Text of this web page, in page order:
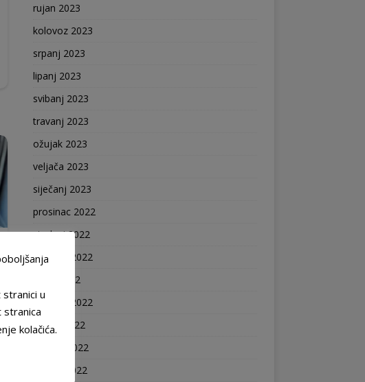
rujan 2023
kolovoz 2023
srpanj 2023
lipanj 2023
svibanj 2023
travanj 2023
ožujak 2023
veljača 2023
siječanj 2023
prosinac 2022
studeni 2022
listopad 2022
rujan 2022
kolovoz 2022
srpanj 2022
svibanj 2022
ožujak 2022
u
kolačića.